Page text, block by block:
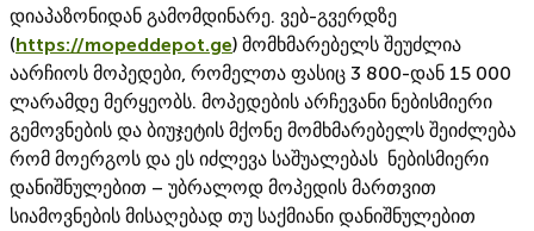
დიაპაზონიდან გამომდინარე. ვებ-გვერდზე
(https://mopeddepot.ge) მომხმარებელს შეუძლია
აარჩიოს მოპედები, რომელთა ფასიც 3 800-დან 15 000
ლარამდე მერყეობს. მოპედების არჩევანი ნებისმიერი
გემოვნების და ბიუჯეტის მქონე მომხმარებელს შეიძლება
რომ მოერგოს და ეს იძლევა საშუალებას ნებისმიერი
დანიშნულებით – უბრალოდ მოპედის მართვით
სიამოვნების მისაღებად თუ საქმიანი დანიშნულებით